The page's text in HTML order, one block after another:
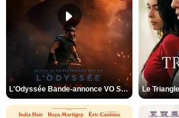
L'Odyssée Bande-annonce VO STFR Le